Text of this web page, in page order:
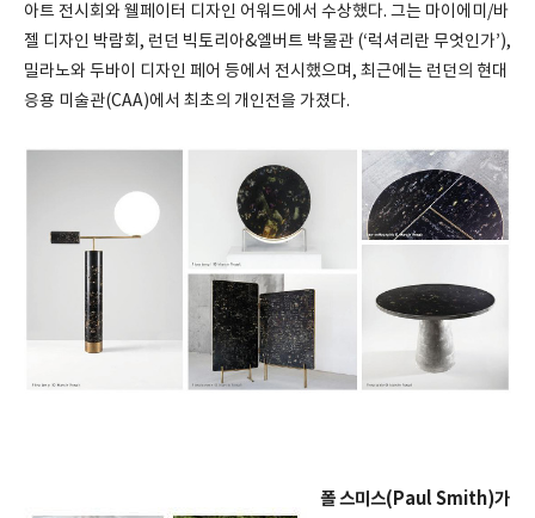
아트 전시회와 웰페이터 디자인 어워드에서 수상했다. 그는 마이에미/바
젤 디자인 박람회, 런던 빅토리아&엘버트 박물관 (‘럭셔리란 무엇인가’),
밀라노와 두바이 디자인 페어 등에서 전시했으며, 최근에는 런던의 현대
응용 미술관(CAA)에서 최초의 개인전을 가졌다.
폴 스미스(Paul Smith)가